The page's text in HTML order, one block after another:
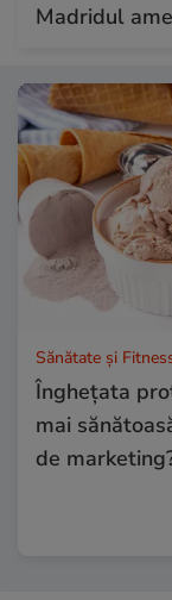
Madridul
Sănătate și
Înghețata
mai
de